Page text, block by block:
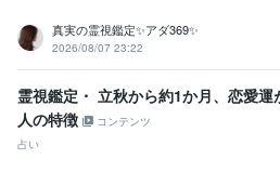
真実の霊視鑑定✨アダ369✨
2026/08/07 23:22
霊視鑑定・ 立秋から約1か月、恋愛運
人の特徴
コンテンツ
占い